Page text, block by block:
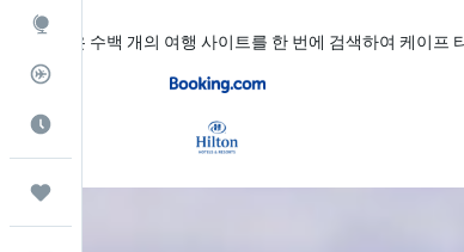
항공편 추적기
여행 가기 좋은 달
마이트립
KAYAK은 수백 개의 여행 사이트를 한 번에 검색하여 케이